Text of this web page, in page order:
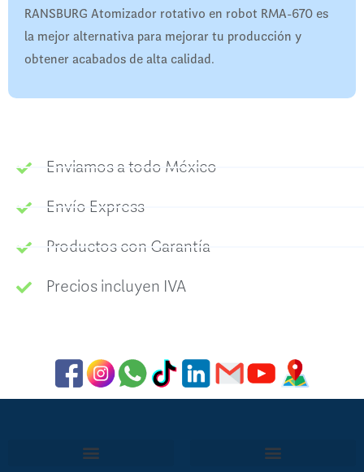
RANSBURG Atomizador rotativo en robot RMA-670 es
la mejor alternativa para mejorar tu producción y
obtener acabados de alta calidad.
Enviamos a todo México
Envío Express
Productos con Garantía
Precios incluyen IVA